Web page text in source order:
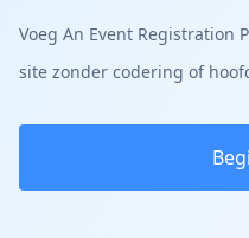
Voeg An Event Registration
site zonder codering of